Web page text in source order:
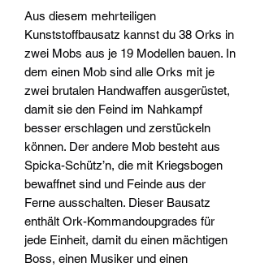
Aus diesem mehrteiligen
Kunststoffbausatz kannst du 38 Orks in
zwei Mobs aus je 19 Modellen bauen. In
dem einen Mob sind alle Orks mit je
zwei brutalen Handwaffen ausgerüstet,
damit sie den Feind im Nahkampf
besser erschlagen und zerstückeln
können. Der andere Mob besteht aus
Spicka-Schütz’n, die mit Kriegsbogen
bewaffnet sind und Feinde aus der
Ferne ausschalten. Dieser Bausatz
enthält Ork-Kommandoupgrades für
jede Einheit, damit du einen mächtigen
Boss, einen Musiker und einen